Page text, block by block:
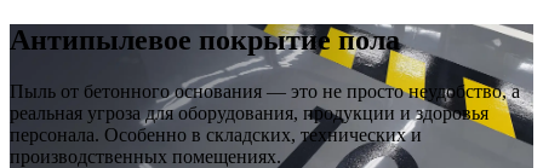
Антипылевое покрытие пола
Пыль от бетонного основания — это не просто неудобство, а
реальная угроза для оборудования, продукции и здоровья
персонала. Особенно в складских, технических и
производственных помещениях.